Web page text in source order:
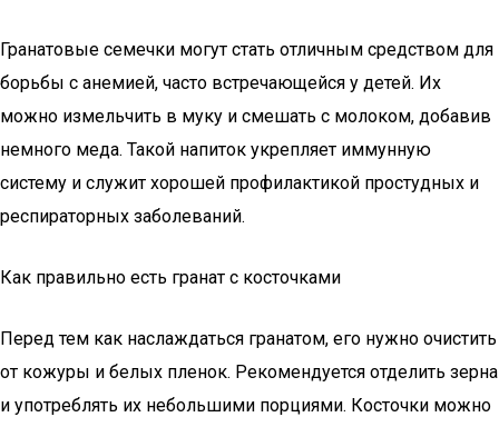
Гранатовые семечки могут стать отличным средством для
борьбы с анемией, часто встречающейся у детей. Их
можно измельчить в муку и смешать с молоком, добавив
немного меда. Такой напиток укрепляет иммунную
систему и служит хорошей профилактикой простудных и
респираторных заболеваний.
Как правильно есть гранат с косточками
Перед тем как наслаждаться гранатом, его нужно очистить
от кожуры и белых пленок. Рекомендуется отделить зерна
и употреблять их небольшими порциями. Косточки можно